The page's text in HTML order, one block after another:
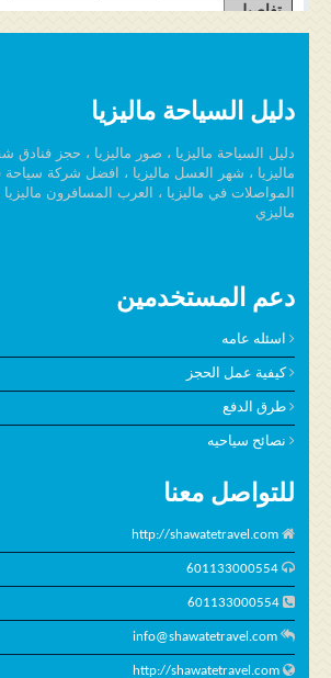
تفاصيل
الغرفة
دليل السياحة ماليزيا
دليل السياحة ماليزيا ، صور ماليزيا ، حجز
ماليزيا ، شهر العسل ماليزيا ، افضل شركة سياحة
المواصلات في ماليزيا ، العرب المسافرون
ماليزي
دعم المستخدمين
اسئله عامه
كيفية عمل الحجز
طرق الدفع
نصائح سياحيه
للتواصل معنا
http://shawatetravel.com
601133000554
601133000554
info@shawatetravel.com
http://shawatetravel.com